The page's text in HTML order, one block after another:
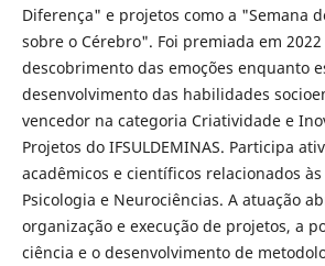
Diferença" e projetos como a "Semana
sobre o Cérebro". Foi premiada em
descobrimento das emoções enquanto
desenvolvimento das habilidades
vencedor na categoria Criatividade e
Projetos do IFSULDEMINAS. Participa
acadêmicos e científicos relacionados
Psicologia e Neurociências. A atuação
organização e execução de projetos, a
ciência e o desenvolvimento de